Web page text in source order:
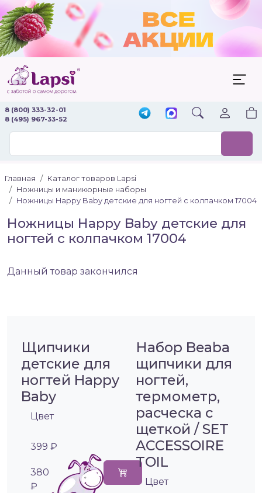
8 (800) 333-32-01
8 (495) 967-33-52
Главная
Каталог товаров Lapsi
Ножницы и маникюрные наборы
Ножницы Happy Baby детские для ногтей с колпачком 17004
Ножницы Happy Baby детские для
ногтей с колпачком 17004
Данный товар закончился
Щипчики
детские для
ногтей Happy
Baby
Цвет
399 ₽
380
₽
Набор Beaba
щипчики для
ногтей,
термометр,
расческа с
щеткой / SET
ACCESSOIRE
TOIL
Цвет